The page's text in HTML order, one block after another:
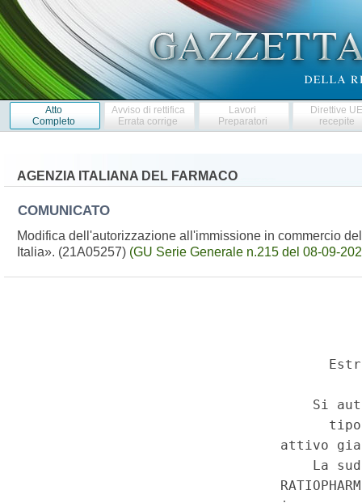
Atto
Completo
Avviso di rettifica
Errata corrige
Lavori
Preparatori
Direttive
recepite
AGENZIA ITALIANA DEL FARMACO
COMUNICATO
Modifica dell'autorizzazione all'immissione in commercio
Italia». (21A05257) (GU Serie Generale n.215 del 08-09-